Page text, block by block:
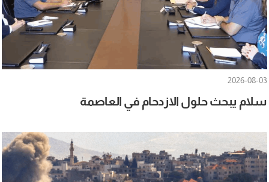
2026-08-03
سلام يبحث حلول الازدحام في العاصمة